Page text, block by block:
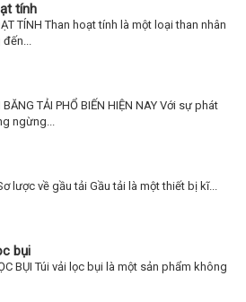
tính
TÍNH Than hoạt tính là một loại than nhân
đến...
BĂNG TẢI PHỔ BIẾN HIỆN NAY Với sự phát
ngừng...
lược về gầu tải Gầu tải là một thiết bị kĩ...
bụi
BỤI Túi vải lọc bụi là một sản phẩm không